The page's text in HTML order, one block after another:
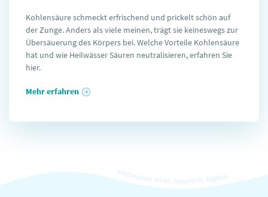
Kohlensäure schmeckt erfrischend und prickelt schön auf
der Zunge. Anders als viele meinen, trägt sie keineswegs zur
Übersäuerung des Körpers bei. Welche Vorteile Kohlensäure
hat und wie Heilwässer Säuren neutralisieren, erfahren Sie
hier.
Mehr erfahren